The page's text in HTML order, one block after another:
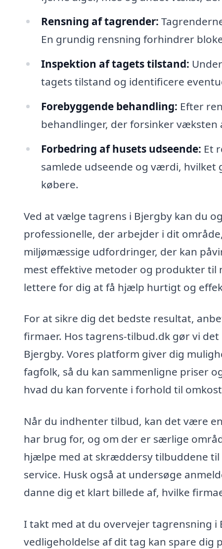
Rensning af tagrender:
En grundig rensning forhindrer
Inspektion af tagets tilstand:
tagets tilstand og identificere
Forebyggende behandling: Efter
behandlinger, der forsinker
Forbedring af husets udseende: Et
samlede udseende og værdi,
købere.
Ved at vælge tagrens i Bjergby kan du
professionelle, der arbejder i dit
miljømæssige udfordringer, der kan
mest effektive metoder og produkter til
lettere for dig at få hjælp hurtigt og
For at sikre dig det bedste resultat,
firmaer. Hos tagrens-tilbud.dk gør vi
Bjergby. Vores platform giver dig
fagfolk, så du kan sammenligne priser
hvad du kan forvente i forhold til
Når du indhenter tilbud, kan det være
har brug for, og om der er særlige
hjælpe med at skræddersy tilbuddene
service. Husk også at undersøge
danne dig et klart billede af, hvilke
I takt med at du overvejer tagrensning
vedligeholdelse af dit tag kan spare dig